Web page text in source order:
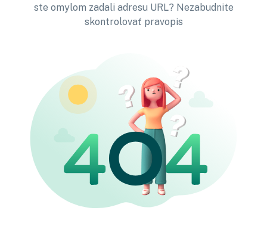
ste omylom zadali adresu URL? Nezabudnite
skontrolovať pravopis